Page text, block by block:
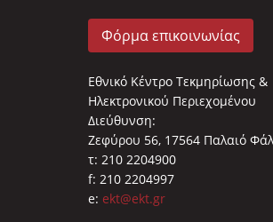
Φόρμα επικοινωνίας
Εθνικό Κέντρο Τεκμηρίωσης &
Ηλεκτρονικού Περιεχομένου
Διεύθυνση:
Ζεφύρου 56, 17564 Παλαιό
τ: 210 2204900
f: 210 2204997
e: ekt@ekt.gr